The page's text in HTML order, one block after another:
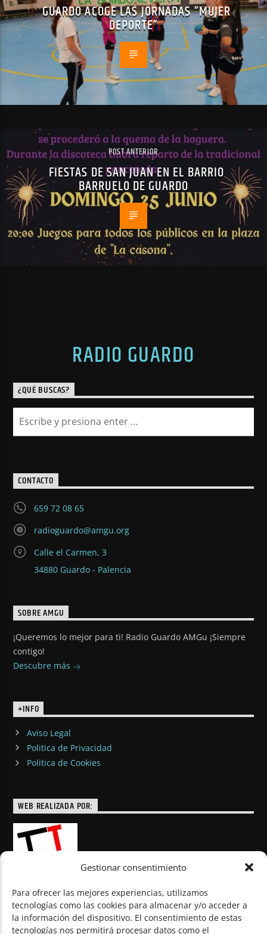
Gestionar consentimiento
Para ofrecer las mejores experiencias, utilizamos
tecnologías como las cookies para almacenar y/o acceder a
la información del dispositivo. El consentimiento de estas
tecnologías nos permitirá procesar datos como el
GUARDO ACOGE LAS JORNADAS “MUJER
DEPORTE”
POST ANTERIOR
FIESTAS DE SAN JUAN EN EL BARRIO
BARRUELO DE GUARDO
RADIO GUARDO
¿QUÉ BUSCAS?
CONTACTO
659 72 08 65
radioguardo@amgu.org
Calle el Carmen, 3
34880 Guardo - Palencia
SOBRE AMGU
¡Queremos lo mejor para ti! Radio Guardo AMGu ¡Siempre
contigo!
Descubre más
+INFO
Aviso Legal
Politica de Privacidad
Politica de Cookies
WEB REALIZADA POR:
© Todos los derechos reservados